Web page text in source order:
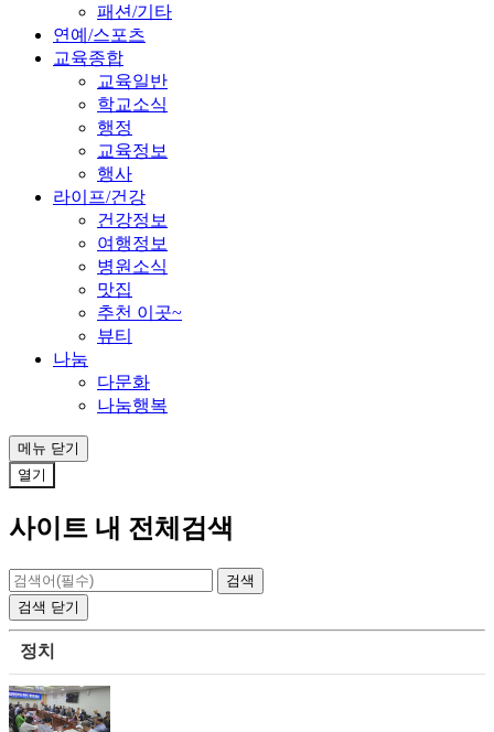
패션/기타
연예/스포츠
교육종합
교육일반
학교소식
행정
교육정보
행사
라이프/건강
건강정보
여행정보
병원소식
맛집
추천 이곳~
뷰티
나눔
다문화
나눔행복
메뉴 닫기
열기
사이트 내 전체검색
검색 닫기
정치